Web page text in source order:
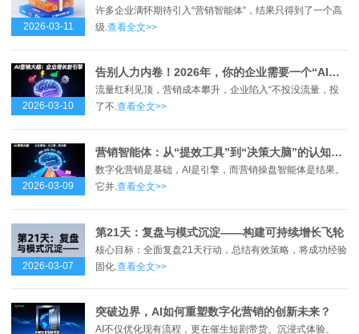
2026-03-11
许多企业满怀期待引入“营销智能体”，结果只得到了一个高
级.查看全文>>
2026-03-10
告别人力内卷！2026年，你的企业需要一个“AI营销大脑”
流量红利见顶，营销成本攀升，企业陷入“不投没流量，投
了不.查看全文>>
2026-03-09
营销智能体：从“提效工具”到“决策大脑”的认知革命
数字化营销是基础，AI是引擎，而营销操盘智能体是结果。
它并.查看全文>>
2026-03-07
第21天：复盘与模式沉淀——构建可持续增长飞轮
核心目标：全面复盘21天行动，总结有效策略，将成功经验
固化. 查看全文>>
突破边界，AI如何重塑数字化营销的创新未来？
AI不仅优化现有流程，更在催生短剧带货、沉浸式体验、